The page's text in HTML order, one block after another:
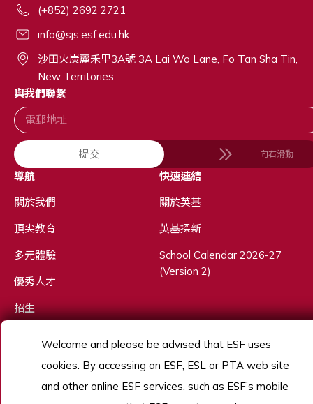
(+852) 2692 2721
info@sjs.esf.edu.hk
沙田火炭麗禾里3A號 3A Lai Wo Lane, Fo Tan Sha Tin,
New Territories
與我們聯繫
提交 向右滑動
導航
關於我們
頂尖教育
多元體驗
優秀人才
招生
快速連結
關於英基
英基探新
School Calendar 2026-27
(Version 2)
Welcome and please be advised that ESF uses
cookies. By accessing an ESF, ESL or PTA web site
and other online ESF services, such as ESF’s mobile